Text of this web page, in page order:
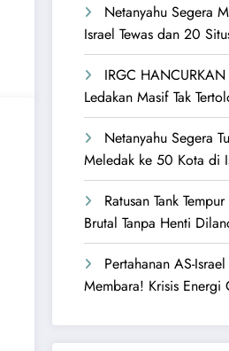
Netanyahu Segera
Israel Tewas dan 20
IRGC
Ledakan Masif Tak
Netanyahu Segera
Meledak ke 50 Kota di
Ratusan Tank
Brutal Tanpa Henti
Pertahanan AS-
Membara! Krisis